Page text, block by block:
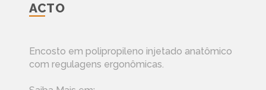
ACTO
Encosto em polipropileno injetado anatômico
com regulagens ergonômicas.